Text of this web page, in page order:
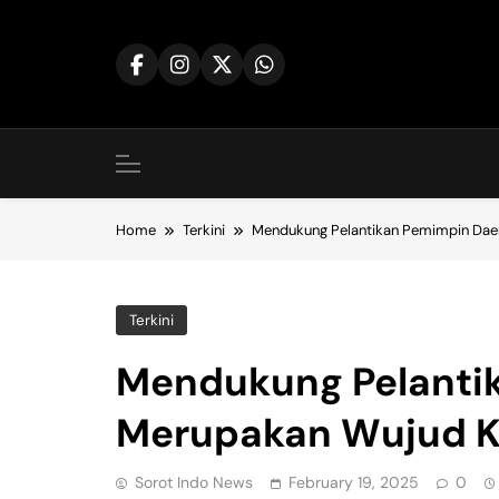
Home Terkini Mendukung Pelantikan Pemimpin
Terkini
Mendukung
Merupakan Wujud
Sorot Indo News February 19, 2025 0